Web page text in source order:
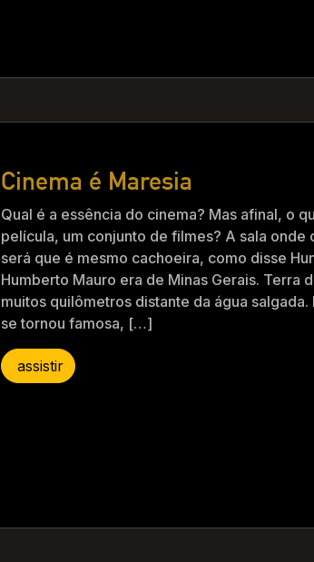
Cinema é Maresia
Qual é a essência do cinema? Mas afinal, o
película, um conjunto de filmes? A sala onde
será que é mesmo cachoeira, como disse
Humberto Mauro era de Minas Gerais. Terra
muitos quilômetros distante da água salgada.
se tornou famosa, […]
assistir